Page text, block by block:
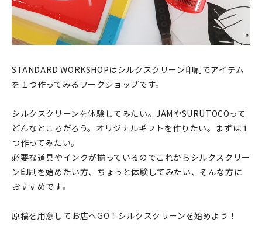
雑貨
はんこ
JAMグッズ
在庫限り
おすすめ特集
読みもの
STANDARD WORKSHOPはシルクスクリーン印刷でアイテム
を１つ作ってみるワークショップです。
シルクスクリーンを体験してみたい。JAMやSURUTOCOって
どんなところだろう。オリジナルギフトを作りたい。まずは１
つ作ってみたい。
必要な道具やインクが揃っているのでこれからシルクスクリー
ン印刷を始めたい方、ちょっと体験してみたい、そんな方に
おすすめです。
原稿を用意してお店へGO！シルクスクリーンを始めよう！